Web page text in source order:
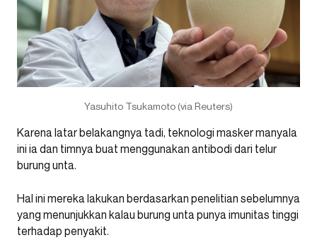
Yasuhito Tsukamoto (via Reuters)
Karena latar belakangnya tadi, teknologi masker manyala
ini ia dan timnya buat menggunakan antibodi dari telur
burung unta.
Hal ini mereka lakukan berdasarkan penelitian sebelumnya
yang menunjukkan kalau burung unta punya imunitas tinggi
terhadap penyakit.